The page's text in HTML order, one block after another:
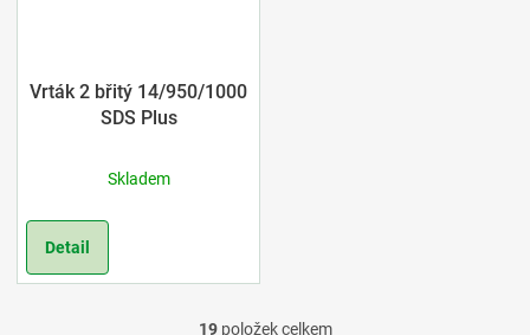
Vrták 2 břitý 14/950/1000
SDS Plus
Skladem
Detail
19položek celkem